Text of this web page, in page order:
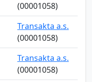
(00001058)
Transakta a.s.
(00001058)
Transakta a.s.
(00001058)